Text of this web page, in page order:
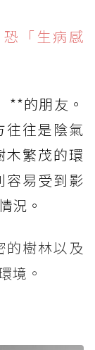
「生病感
**的朋友。
往往是陰氣
木繁茂的環
容易受到影
況。
的樹林以及
境。